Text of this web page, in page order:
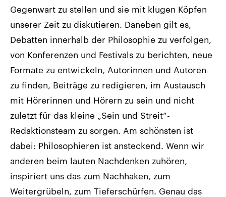
Gegenwart zu stellen und sie mit klugen Köpfen
unserer Zeit zu diskutieren. Daneben gilt es,
Debatten innerhalb der Philosophie zu verfolgen,
von Konferenzen und Festivals zu berichten, neue
Formate zu entwickeln, Autorinnen und Autoren
zu finden, Beiträge zu redigieren, im Austausch
mit Hörerinnen und Hörern zu sein und nicht
zuletzt für das kleine „Sein und Streit“-
Redaktionsteam zu sorgen. Am schönsten ist
dabei: Philosophieren ist ansteckend. Wenn wir
anderen beim lauten Nachdenken zuhören,
inspiriert uns das zum Nachhaken, zum
Weitergrübeln, zum Tieferschürfen. Genau das